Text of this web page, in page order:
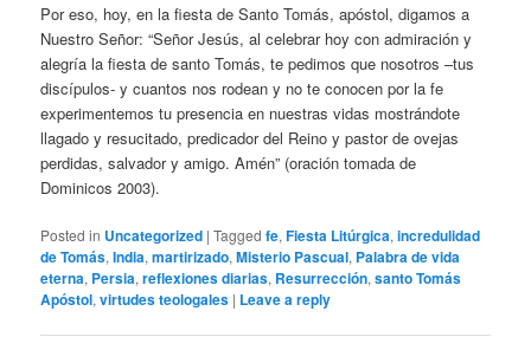
Por eso, hoy, en la fiesta de Santo Tomás, apóstol, digamos a
Nuestro Señor: “Señor Jesús, al celebrar hoy con admiración y
alegría la fiesta de santo Tomás, te pedimos que nosotros –tus
discípulos- y cuantos nos rodean y no te conocen por la fe
experimentemos tu presencia en nuestras vidas mostrándote
llagado y resucitado, predicador del Reino y pastor de ovejas
perdidas, salvador y amigo. Amén” (oración tomada de
Dominicos 2003).
Posted in Uncategorized |Tagged fe,Fiesta Litúrgica,incredulidad
de Tomás,India,martirizado,Misterio Pascual, Palabra de vida
eterna, Persia,reflexiones diarias, Resurrección,santo Tomás
Apóstol,virtudes teologales | Leave a reply